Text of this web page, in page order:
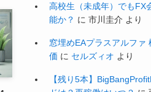
高校生（未成年）でもFX
能か？ に 市川圭介 より
窓埋めEAプラスアルファ
価 に セルズィオ より
【残り5本】